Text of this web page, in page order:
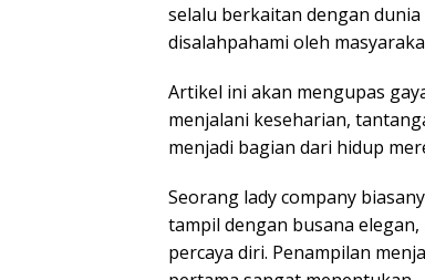
selalu berkaitan dengan
disalahpahami oleh
Artikel ini akan mengupas
menjalani keseharian,
menjadi bagian dari hidup
Seorang lady company
tampil dengan busana
percaya diri. Penampilan